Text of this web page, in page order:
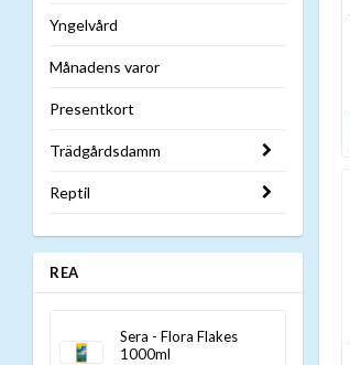
Yngelvård
Månadens varor
Presentkort
Trädgårdsdamm
Reptil
REA
Sera - Flora Flakes
1000ml